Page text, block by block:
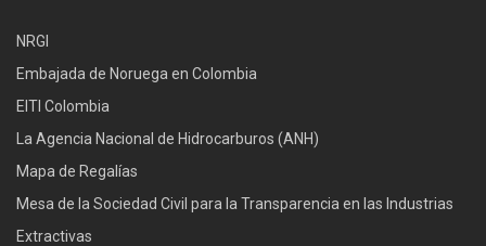
NRGI
Embajada de Noruega en Colombia
EITI Colombia
La Agencia Nacional de Hidrocarburos (ANH)
Mapa de Regalías
Mesa de la Sociedad Civil para la Transparencia en las Industrias
Extractivas